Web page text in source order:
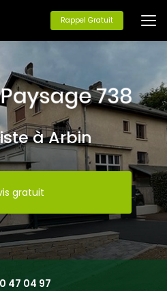
Rappel Gratuit
à Arbin
gratuit
47 04 97